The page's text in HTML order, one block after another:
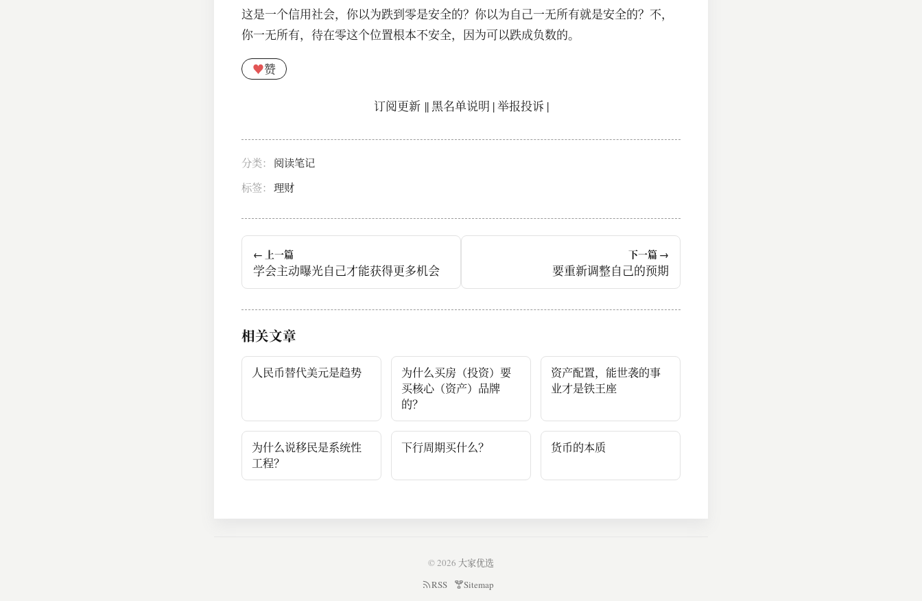
这是一个信用社会，你以为跌到零是安全的？你以为自己一无所有就是安全的？不，
你一无所有，待在零这个位置根本不安全，因为可以跌成负数的。
♥赞
订阅更新||黑名单说明 |举报投诉 |
分类：
阅读笔记
标签： 理财
← 上一篇
学会主动曝光自己才能获得更多机会
下一篇 →
要重新调整自己的预期
相关文章
人民币替代美元是趋势
为什么买房（投资）要
买核心（资产）品牌
的？
资产配置，能世袭的事
业才是铁王座
为什么说移民是系统性
工程？
下行周期买什么？ 货币的本质
© 2026 大家优选
RSS
Sitemap